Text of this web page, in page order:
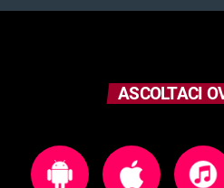
ASCOLTACI